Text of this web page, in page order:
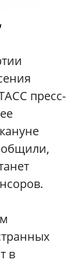
пресс-
в